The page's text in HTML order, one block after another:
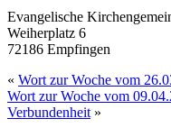
Evangelische
Weiherplatz 6
72186 Empfingen
« Wort zur Woche vom
Wort zur Woche vom
Verbundenheit »